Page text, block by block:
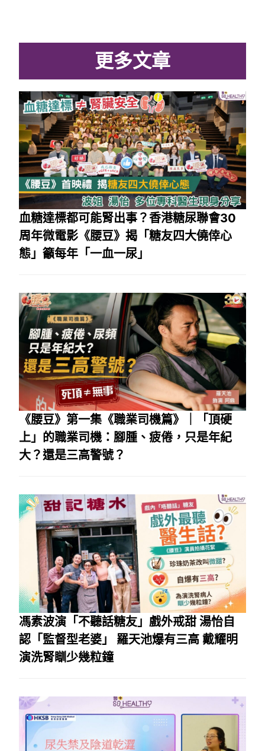
更多文章
血糖達標都可能腎出事？香港糖尿聯會30
周年微電影《腰豆》揭「糖友四大僥倖心
態」籲每年「一血一尿」
《腰豆》第一集《職業司機篇》｜「頂硬
上」的職業司機：腳腫、疲倦，只是年紀
大？還是三高警號？
馮素波演「不聽話糖友」戲外戒甜 湯怡自
認「監督型老婆」 羅天池爆有三高 戴耀明
演洗腎瞓少幾粒鐘